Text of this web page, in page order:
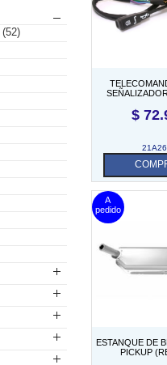
$
ESTANQUE DE
PICKUP
(52)